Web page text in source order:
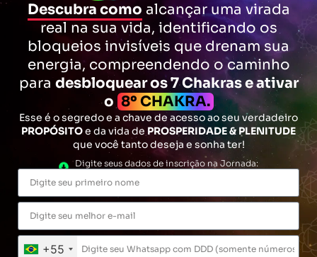
Descubra como alcançar uma virada
real na sua vida, identificando os
bloqueios invisíveis que drenam sua
energia, compreendendo o caminho
para desbloquear os 7 Chakras e ativar
o 8º CHAKRA.
Esse é o segredo e a chave de acesso ao seu verdadeiro
PROPÓSITOe da vida de PROSPERIDADE & PLENITUDE
que você tanto deseja e sonha ter!
Digite seus dados de inscrição na Jornada:
+55